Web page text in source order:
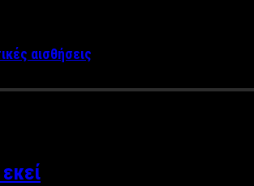
αισθήσεις